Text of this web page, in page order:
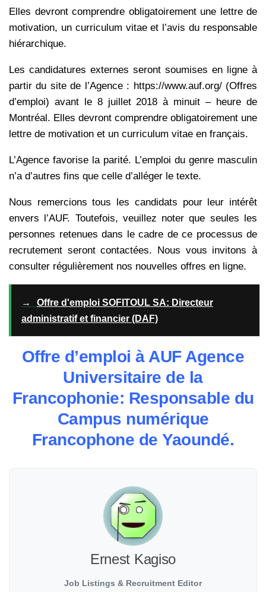
Elles devront comprendre obligatoirement une lettre de
motivation, un curriculum vitae et l’avis du responsable
hiérarchique.
Les candidatures externes seront soumises en ligne à
partir du site de l’Agence : https://www.auf.org/ (Offres
d’emploi) avant le 8 juillet 2018 à minuit – heure de
Montréal. Elles devront comprendre obligatoirement une
lettre de motivation et un curriculum vitae en français.
L’Agence favorise la parité. L’emploi du genre masculin
n’a d’autres fins que celle d’alléger le texte.
Nous remercions tous les candidats pour leur intérêt
envers l’AUF. Toutefois, veuillez noter que seules les
personnes retenues dans le cadre de ce processus de
recrutement seront contactées. Nous vous invitons à
consulter régulièrement nos nouvelles offres en ligne.
→
Offre d'emploi SOFITOUL SA: Directeur
administratif et financier (DAF)
Offre d’emploi à AUF Agence
Universitaire de la
Francophonie: Responsable du
Campus numérique
Francophone de Yaoundé.
Ernest Kagiso
Job Listings & Recruitment Editor